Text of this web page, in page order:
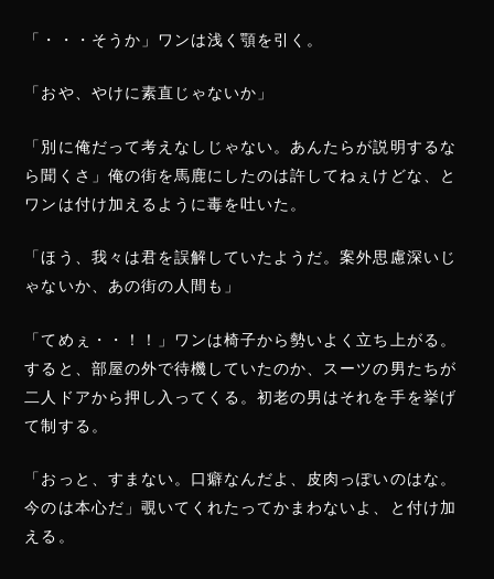
「・・・そうか」ワンは浅く顎を引く。
「おや、やけに素直じゃないか」
「別に俺だって考えなしじゃない。あんたらが説明するな
ら聞くさ」俺の街を馬鹿にしたのは許してねぇけどな、と
ワンは付け加えるように毒を吐いた。
「ほう、我々は君を誤解していたようだ。案外思慮深いじ
ゃないか、あの街の人間も」
「てめぇ・・！！」ワンは椅子から勢いよく立ち上がる。
すると、部屋の外で待機していたのか、スーツの男たちが
二人ドアから押し入ってくる。初老の男はそれを手を挙げ
て制する。
「おっと、すまない。口癖なんだよ、皮肉っぽいのはな。
今のは本心だ」覗いてくれたってかまわないよ、と付け加
える。